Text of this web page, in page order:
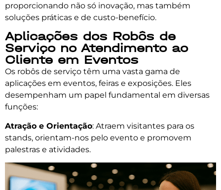
proporcionando não só inovação, mas também
soluções práticas e de custo-benefício.
Aplicações dos Robôs de
Serviço no Atendimento ao
Cliente em Eventos
Os robôs de serviço têm uma vasta gama de
aplicações em eventos, feiras e exposições. Eles
desempenham um papel fundamental em diversas
funções:
Atração e Orientação: Atraem visitantes para os
stands, orientam-nos pelo evento e promovem
palestras e atividades.